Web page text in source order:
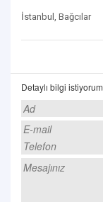
İstanbul, Bağcılar
Detaylı bilgi istiyorum